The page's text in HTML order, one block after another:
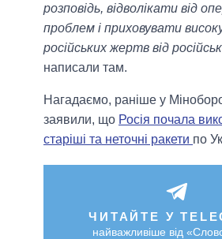
розповідь, відволікати від
проблем і приховувати
російських жертв від
написали там.
Нагадаємо, раніше у
заявили, що Росія почала
старіші та неточні ракети по
ЧИТАЙТЕ У
найважливіше від